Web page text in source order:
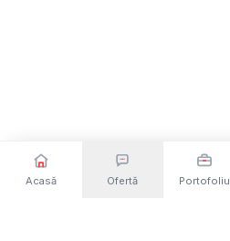
Acasă Ofertă Portofoliu